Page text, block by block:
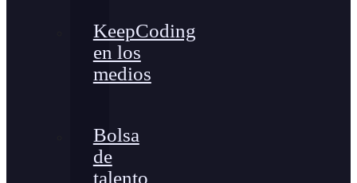
KeepCoding
en los
medios
Bolsa
de
talento